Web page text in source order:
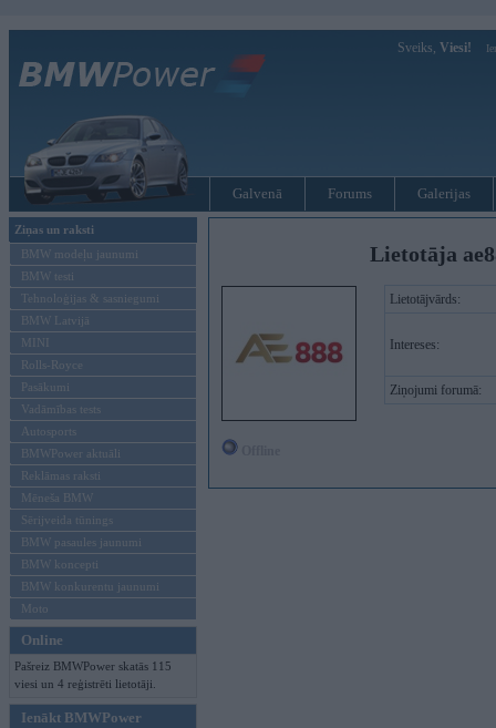
Sveiks, Viesi!
Galvenā Forums Galerijas
Ziņas un raksti
BMW modeļu jaunumi
BMW testi
Tehnoloģijas & sasniegumi
BMW Latvijā
MINI
Rolls-Royce
Pasākumi
Vadāmības tests
Autosports
BMWPower aktuāli
Reklāmas raksti
Mēneša BMW
Sērijveida tūnings
BMW pasaules jaunumi
BMW koncepti
BMW konkurentu jaunumi
Moto
Online
Pašreiz BMWPower skatās 115
viesi un 4 reģistrēti lietotāji.
Ienākt BMWPower
Lietotāja
Lietotājvārds:
Intereses:
Ziņojumi forumā: